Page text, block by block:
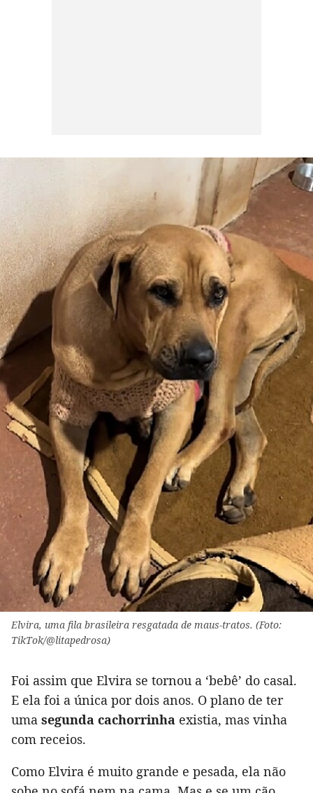
Elvira, uma fila brasileira resgatada de maus-tratos. (Foto:
TikTok/@litapedrosa)
Foi assim que Elvira se tornou a ‘bebê’ do casal.
E ela foi a única por dois anos. O plano de ter
uma segunda cachorrinha existia, mas vinha
com receios.
Como Elvira é muito grande e pesada, ela não